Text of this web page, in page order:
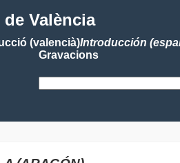
València
(valencià)Introducción
Gravacions